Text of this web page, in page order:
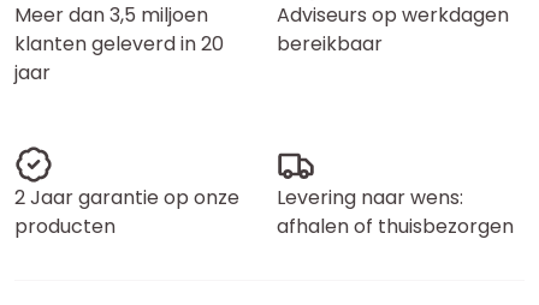
Meer dan 3,5 miljoen
klanten geleverd in 20
jaar
Adviseurs op werkdagen
bereikbaar
2 Jaar garantie op onze
producten
Levering naar wens:
afhalen of thuisbezorgen